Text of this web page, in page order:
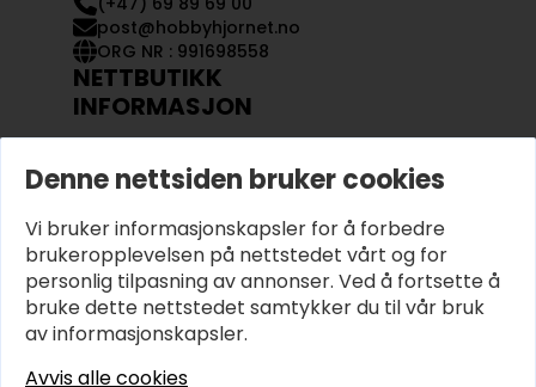
post@hobbyhjornet.no
ORG NR : 991698558
NETTBUTIKK
INFORMASJON
OM OSS
KJØPSVILKÅR OG BETINGELSER
PERSONVERN
Denne nettsiden bruker cookies
Vi bruker informasjonskapsler for å forbedre
brukeropplevelsen på nettstedet vårt og for
personlig tilpasning av annonser. Ved å fortsette å
bruke dette nettstedet samtykker du til vår bruk
av informasjonskapsler.
Avvis alle cookies